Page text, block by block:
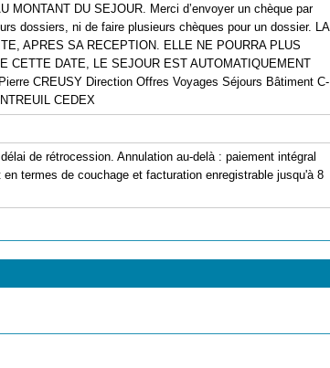
MONTANT DU SEJOUR. Merci d’envoyer un chèque par
dossiers, ni de faire plusieurs chèques pour un dossier. LA
APRES SA RECEPTION. ELLE NE POURRA PLUS
CETTE DATE, LE SEJOUR EST AUTOMATIQUEMENT
CREUSY Direction Offres Voyages Séjours Bâtiment C-
CEDEX
de rétrocession. Annulation au-delà : paiement intégral
termes de couchage et facturation enregistrable jusqu'à 8